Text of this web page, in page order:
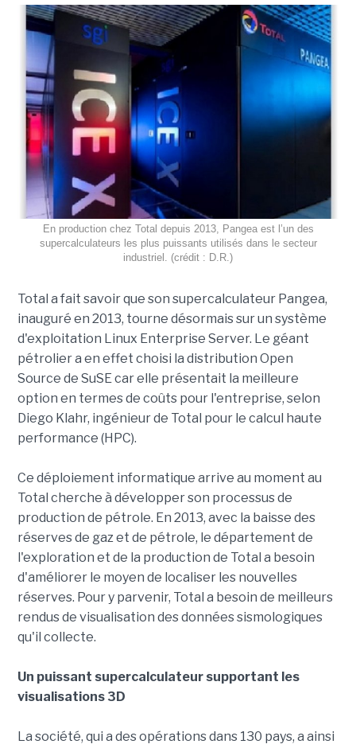
En production chez Total depuis 2013, Pangea est l’un des
supercalculateurs les plus puissants utilisés dans le secteur
industriel. (crédit : D.R.)
Total a fait savoir que son supercalculateur Pangea,
inauguré en 2013, tourne désormais sur un système
d'exploitation Linux Enterprise Server. Le géant
pétrolier a en effet choisi la distribution Open
Source de SuSE car elle présentait la meilleure
option en termes de coûts pour l'entreprise, selon
Diego Klahr, ingénieur de Total pour le calcul haute
performance (HPC).
Ce déploiement informatique arrive au moment au
Total cherche à développer son processus de
production de pétrole. En 2013, avec la baisse des
réserves de gaz et de pétrole, le département de
l'exploration et de la production de Total a besoin
d'améliorer le moyen de localiser les nouvelles
réserves. Pour y parvenir, Total a besoin de meilleurs
rendus de visualisation des données sismologiques
qu'il collecte.
Un puissant supercalculateur supportant les
visualisations 3D
La société, qui a des opérations dans 130 pays, a ainsi